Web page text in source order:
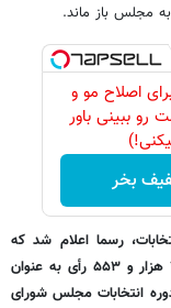
مجلس باز ماند.
اصلاح مو و
ببینی باور
بخر
رسما اعلام شد که
«مهدی زمانی» با ۳۰ هزار و ۴۶۲ رأی از جمع آرا ۱۲۴ هزار و ۵۵۳ رأی به عنوان
انتخابات مجلس شورای